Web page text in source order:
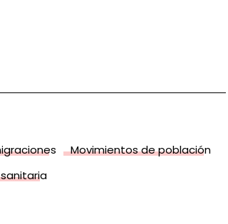
Movimientos de población